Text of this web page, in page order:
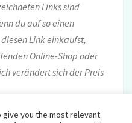
Links sind
du auf so einen
Link einkaufst,
Online-Shop oder
verändert sich der Preis
you the most relevant